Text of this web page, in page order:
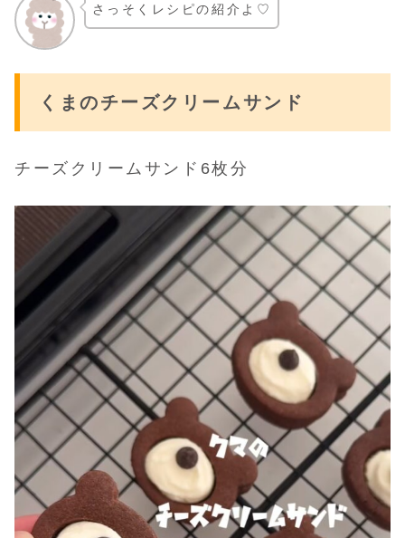
さっそくレシピの紹介よ♡
くまのチーズクリームサンド
チーズクリームサンド6枚分